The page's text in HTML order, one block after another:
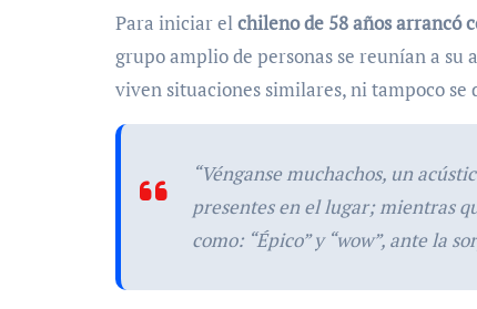
Para iniciar el chileno de 58 años arrancó
grupo amplio de personas se reunían a su
viven situaciones similares, ni tampoco
“Vénganse muchachos, un
presentes en el lugar; mientras
como: “Épico” y “wow”, ante la